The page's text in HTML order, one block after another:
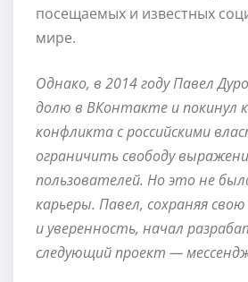
посещаемых и известных
мире.
Однако, в 2014 году Павел
долю в ВКонтакте и покинул
конфликта с российскими
ограничить свободу
пользователей. Но это не
карьеры. Павел, сохраняя
и уверенность, начал
следующий проект —